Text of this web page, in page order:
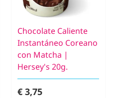
Chocolate Caliente
Instantáneo Coreano
con Matcha |
Hersey's 20g.
€ 3,75